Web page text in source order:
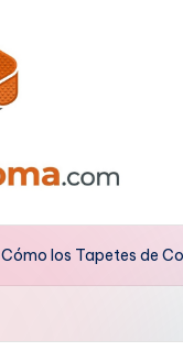
Cómo los Tapetes de